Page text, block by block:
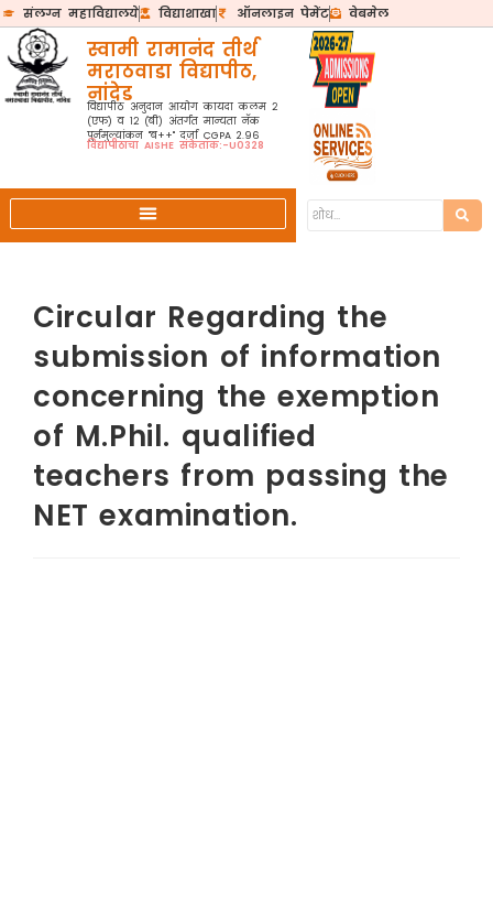
संलग्न महाविद्यालये विद्याशाखा ऑनलाइन पेमेंट वेबमेल
स्वामी रामानंद तीर्थ
मराठवाडा विद्यापीठ,
नांदेड
विद्यापीठ अनुदान आयोग कायदा कलम २
(एफ) व १२ (बी) अंतर्गत मान्यता नॅक
पुर्नमुल्यांकन "ब++" दर्जा CGPA 2.96
विद्यापीठाचा AISHE संकेतांक:-U0328
Circular Regarding the
submission of information
concerning the exemption
of M.Phil. qualified
teachers from passing the
NET examination.